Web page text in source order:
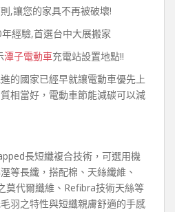
,讓您的家具不再被破壞!
經驗,首選台中大展搬家
潭子電動車充電站設置地點!!
的國家已經早就讓電動車優先上
相當好，電動車節能減碳可以減
長短纖複合技術，可選用機
等長纖，搭配棉、天絲纖維、
莫代爾纖維、Refibra技術天絲等
羽之特性與短纖親膚舒適的手感